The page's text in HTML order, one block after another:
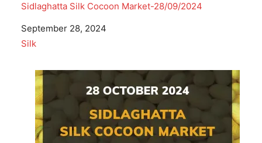
Sidlaghatta Silk Cocoon Market-28/09/2024
Date
September 28, 2024
In relation to
Silk